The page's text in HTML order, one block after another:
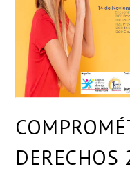
DERECHOS